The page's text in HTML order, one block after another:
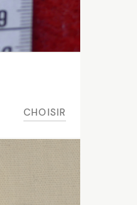
CHOISIR